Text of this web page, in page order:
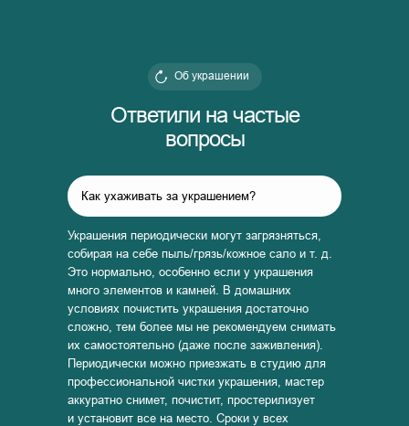
Ответили на частые
вопросы
Об украшении
Как ухаживать за украшением?
Украшения периодически могут загрязняться,
собирая на себе пыль/грязь/кожное сало и т. д.
Это нормально, особенно если у украшения
много элементов и камней. В домашних
условиях почистить украшения достаточно
сложно, тем более мы не рекомендуем снимать
их самостоятельно (даже после заживления).
Периодически можно приезжать в студию для
профессиональной чистки украшения, мастер
аккуратно снимет, почистит, простерилизует
и установит все на место. Сроки у всех